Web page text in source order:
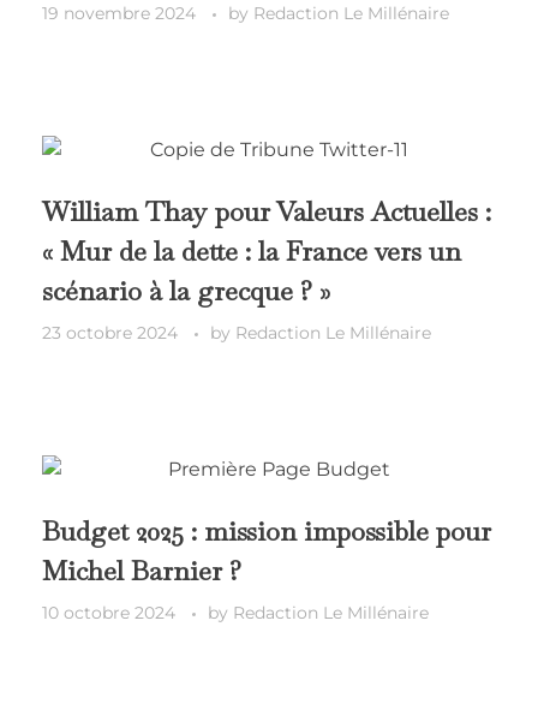
19 novembre 2024 by Redaction Le Millénaire
William Thay pour Valeurs Actuelles :
« Mur de la dette : la France vers un
scénario à la grecque ? »
23 octobre 2024 by Redaction Le Millénaire
Budget 2025 : mission impossible pour
Michel Barnier ?
10 octobre 2024 by Redaction Le Millénaire